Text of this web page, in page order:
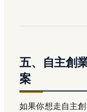
五、自主創
案
如果你想走自主